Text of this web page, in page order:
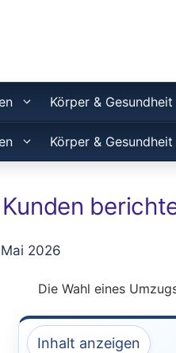
Körper & Gesundheit
Körper & Gesundheit
2026
Inhalt anzeigen
Die Wahl eines